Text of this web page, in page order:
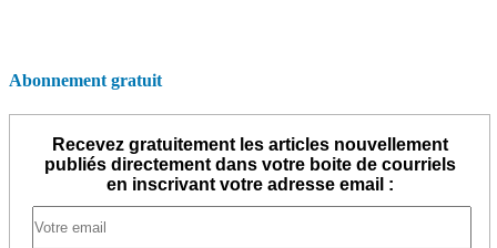
Abonnement gratuit
Recevez gratuitement les articles nouvellement
publiés directement dans votre boite de courriels
en inscrivant votre adresse email :